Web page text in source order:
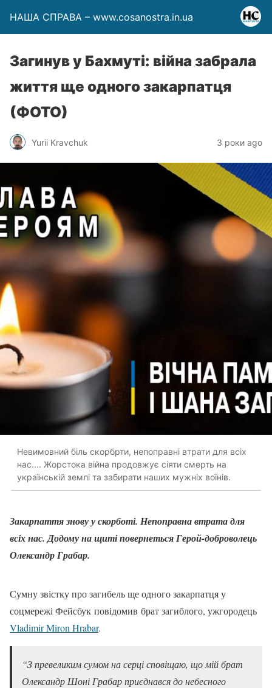
НАША СПРАВА – www.cosanostra.in.ua
Загинув у Бахмуті: війна забрала
життя ще одного закарпатця
(ФОТО)
Yurii Kravchuk 3 роки ago
Невимовний біль скорбрти, непоправні втрати для всіх
нас.... Жорстока війна продовжує сіяти смерть на
українській землі та забирати наших мужніх воїнів.
Закарпаття знову у скорботі. Непоправна втрата для
всіх нас. Додому на щиті повернеться Герой-доброволець
Олександр Грабар.
Сумну звістку про загибель ще одного закарпатця у
соцмережі Фейсбук повідомив брат загиблого, ужгородець
Vladimir Miron Hrabar.
“З превеликим сумом на серці сповіщаю, що мій брат
Олександр Шоні Грабар приєднався до небесного